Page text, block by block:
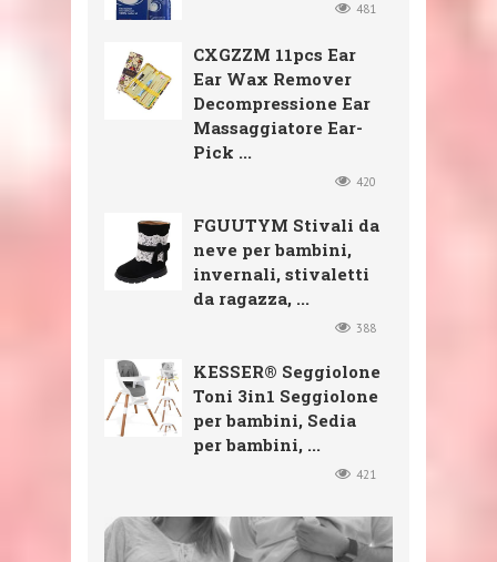
481
CXGZZM 11pcs Ear
Ear Wax Remover
Decompressione Ear
Massaggiatore Ear-
Pick ...
420
FGUUTYM Stivali da
neve per bambini,
invernali, stivaletti
da ragazza, ...
388
KESSER® Seggiolone
Toni 3in1 Seggiolone
per bambini, Sedia
per bambini, ...
421